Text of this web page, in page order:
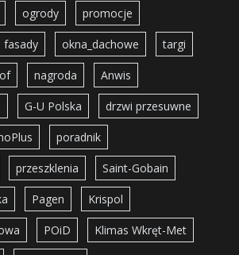
ogrody promocje
fasady okna_dachowe targi
nagroda Anwis
G-U Polska drzwi przesuwne
poradnik
przeszklenia Saint-Gobain
Pagen Krispol
POiD Klimas Wkręt-Met